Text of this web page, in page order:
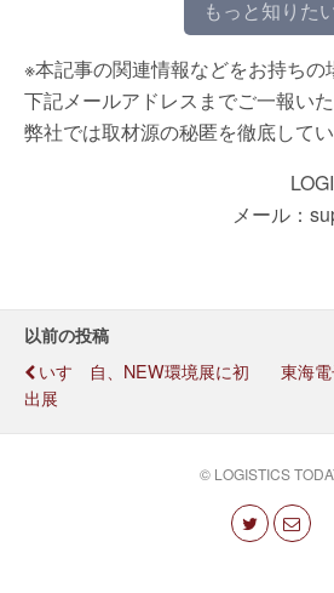
もっと知りた
※本記事の関連情報などをお持ち
下記メールアドレスまでご一報い
弊社では取材源の秘匿を徹底してい
メール：
以前の投稿
いすゞ自、NEW環境展に初
出展
東海
© LOGISTICS